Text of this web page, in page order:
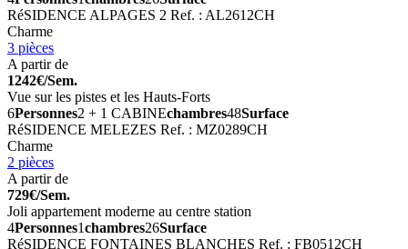
RéSIDENCE ALPAGES 2 Ref. : AL2612CH
Charme
3 pièces
A partir de
1242€/Sem.
Vue sur les pistes et les Hauts-Forts
6Personnes2 + 1 CABINEchambres48Surface
RéSIDENCE MELEZES Ref. : MZ0289CH
Charme
2 pièces
A partir de
729€/Sem.
Joli appartement moderne au centre station
4Personnes1chambres26Surface
RéSIDENCE FONTAINES BLANCHES Ref. : FB0512CH